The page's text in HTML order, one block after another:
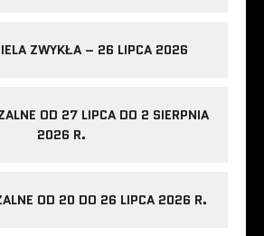
ZWYKŁA – 26 LIPCA 2026
OD 27 LIPCA DO 2 SIERPNIA
2026 R.
OD 20 DO 26 LIPCA 2026 R.